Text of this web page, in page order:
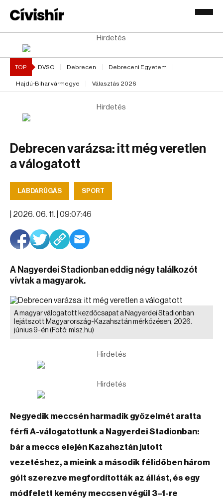
Hirdetés
TOP DVSC Debrecen Debreceni Egyetem
Hajdú-Bihar vármegye Választás 2026
Hirdetés
Debrecen varázsa: itt még veretlen
a válogatott
LABDARÚGÁS SPORT
2026. 06. 11. | 09:07:46
A Nagyerdei Stadionban eddig négy találkozót
vívtak a magyarok.
A magyar válogatott kezdőcsapat a Nagyerdei Stadionban
lejátszott Magyarország-Kazahsztán mérkőzésen, 2026.
június 9-én (Fotó: mlsz.hu)
Hirdetés
Hirdetés
Negyedik meccsén harmadik győzelmét aratta
férfi A-válogatottunk a Nagyerdei Stadionban:
bár a meccs elején Kazahsztán jutott
vezetéshez, a mieink a második félidőben három
gólt szerezve megfordították az állást, és egy
módfelett kemény meccsen végül 3–1-re